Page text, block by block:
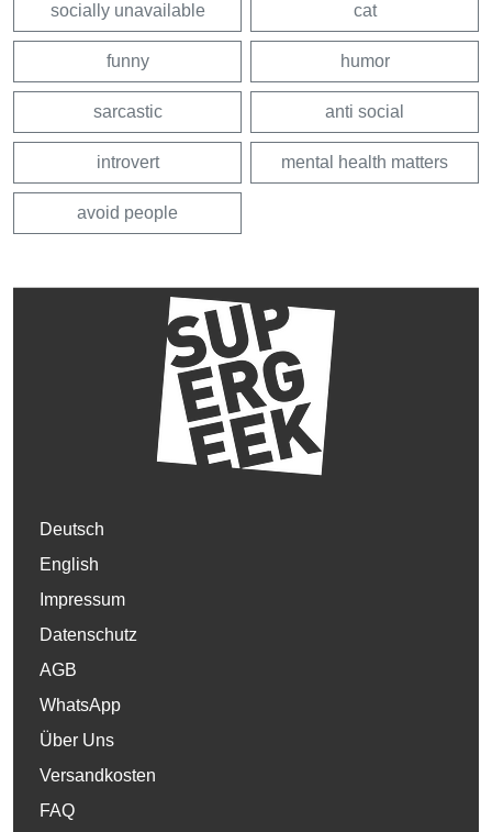
socially unavailable cat
funny humor
sarcastic anti social
introvert mental health matters
avoid people
Deutsch
English
Impressum
Datenschutz
AGB
WhatsApp
Über Uns
Versandkosten
FAQ